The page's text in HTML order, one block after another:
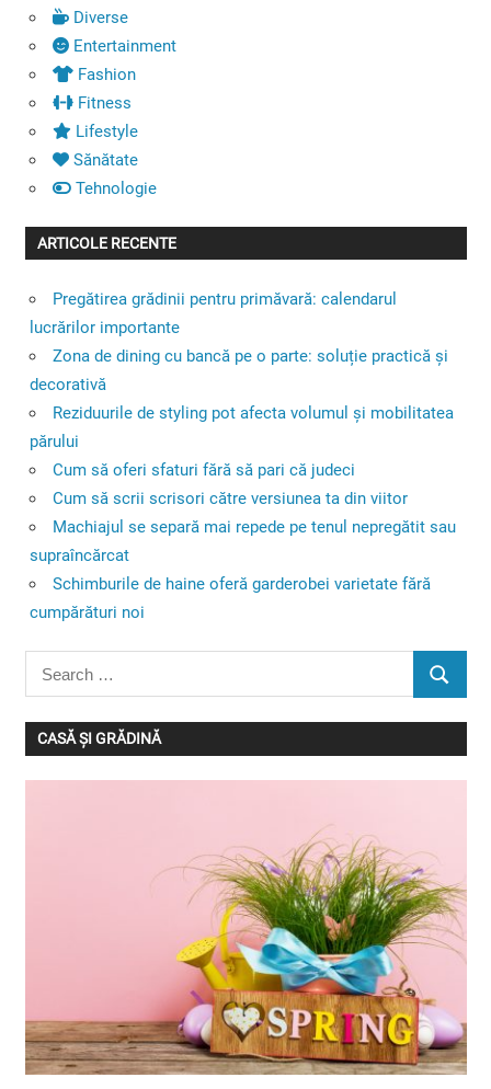
Diverse
Entertainment
Fashion
Fitness
Lifestyle
Sănătate
Tehnologie
ARTICOLE RECENTE
Pregătirea grădinii pentru primăvară: calendarul
lucrărilor importante
Zona de dining cu bancă pe o parte: soluție practică și
decorativă
Reziduurile de styling pot afecta volumul și mobilitatea
părului
Cum să oferi sfaturi fără să pari că judeci
Cum să scrii scrisori către versiunea ta din viitor
Machiajul se separă mai repede pe tenul nepregătit sau
supraîncărcat
Schimburile de haine oferă garderobei varietate fără
cumpărături noi
Search
for:
SEARCH
CASĂ ȘI GRĂDINĂ